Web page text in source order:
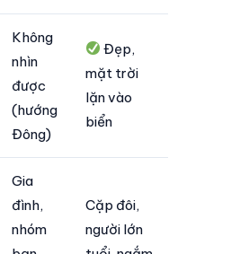
Không
nhìn
được
(hướng
Đông)
Đẹp,
mặt trời
lặn vào
biển
Gia
đình,
nhóm
Cặp đôi,
người lớn